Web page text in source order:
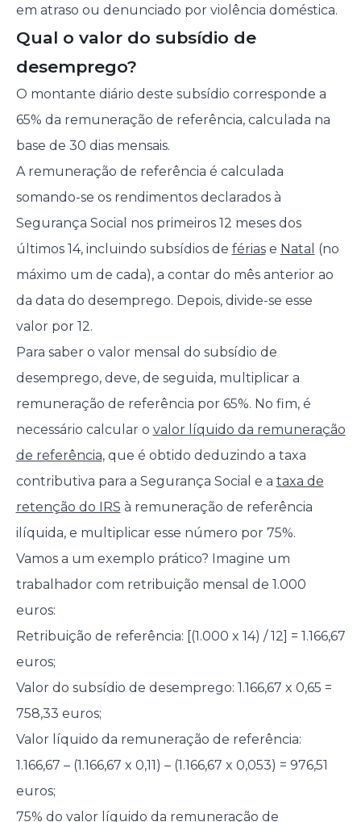
em atraso ou denunciado por violência doméstica.
Qual o valor do subsídio de
desemprego?
O montante diário deste subsídio corresponde a
65% da remuneração de referência, calculada na
base de 30 dias mensais.
A remuneração de referência é calculada
somando-se os rendimentos declarados à
Segurança Social nos primeiros 12 meses dos
últimos 14, incluindo subsídios de fériase Natal (no
máximo um de cada), a contar do mês anterior ao
da data do desemprego. Depois, divide-se esse
valor por 12.
Para saber o valor mensal do subsídio de
desemprego, deve, de seguida, multiplicar a
remuneração de referência por 65%. No fim, é
necessário calcular o valor líquido da remuneração
de referência, que é obtido deduzindo a taxa
contributiva para a Segurança Social e a taxa de
retenção do IRS à remuneração de referência
ilíquida, e multiplicar esse número por 75%.
Vamos a um exemplo prático? Imagine um
trabalhador com retribuição mensal de 1.000
euros:
Retribuição de referência: [(1.000 x 14) / 12] = 1.166,67
euros;
Valor do subsídio de desemprego: 1.166,67 x 0,65 =
758,33 euros;
Valor líquido da remuneração de referência:
1.166,67 – (1.166,67 x 0,11) – (1.166,67 x 0,053) = 976,51
euros;
75% do valor líquido da remuneração de